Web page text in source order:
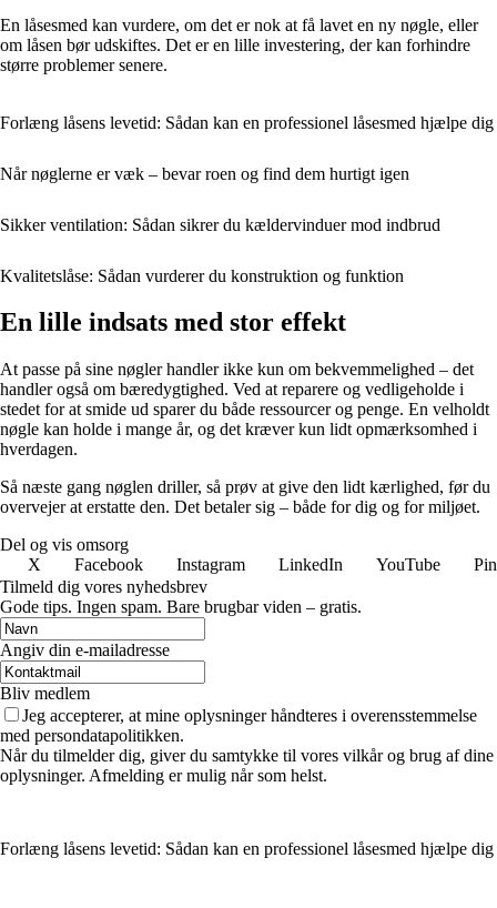
En låsesmed kan vurdere, om det er nok at få lavet en ny nøgle, eller
om låsen bør udskiftes. Det er en lille investering, der kan forhindre
større problemer senere.
Forlæng låsens levetid: Sådan kan en professionel låsesmed hjælpe dig
Når nøglerne er væk – bevar roen og find dem hurtigt igen
Sikker ventilation: Sådan sikrer du kældervinduer mod indbrud
Kvalitetslåse: Sådan vurderer du konstruktion og funktion
En lille indsats med stor effekt
At passe på sine nøgler handler ikke kun om bekvemmelighed – det
handler også om bæredygtighed. Ved at reparere og vedligeholde i
stedet for at smide ud sparer du både ressourcer og penge. En velholdt
nøgle kan holde i mange år, og det kræver kun lidt opmærksomhed i
hverdagen.
Så næste gang nøglen driller, så prøv at give den lidt kærlighed, før du
overvejer at erstatte den. Det betaler sig – både for dig og for miljøet.
Del og vis omsorg
X
Facebook Instagram LinkedIn YouTube
Tilmeld dig vores nyhedsbrev
Gode tips. Ingen spam. Bare brugbar viden – gratis.
Angiv din e-mailadresse
Bliv medlem
Jeg accepterer, at mine oplysninger håndteres i overensstemmelse
med persondatapolitikken.
Når du tilmelder dig, giver du samtykke til vores vilkår og brug af dine
oplysninger. Afmelding er mulig når som helst.
Forlæng låsens levetid: Sådan kan en professionel låsesmed hjælpe dig